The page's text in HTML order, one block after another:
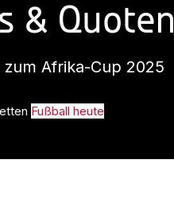
& Quoten
zum Afrika-Cup 2025
Fußball heute